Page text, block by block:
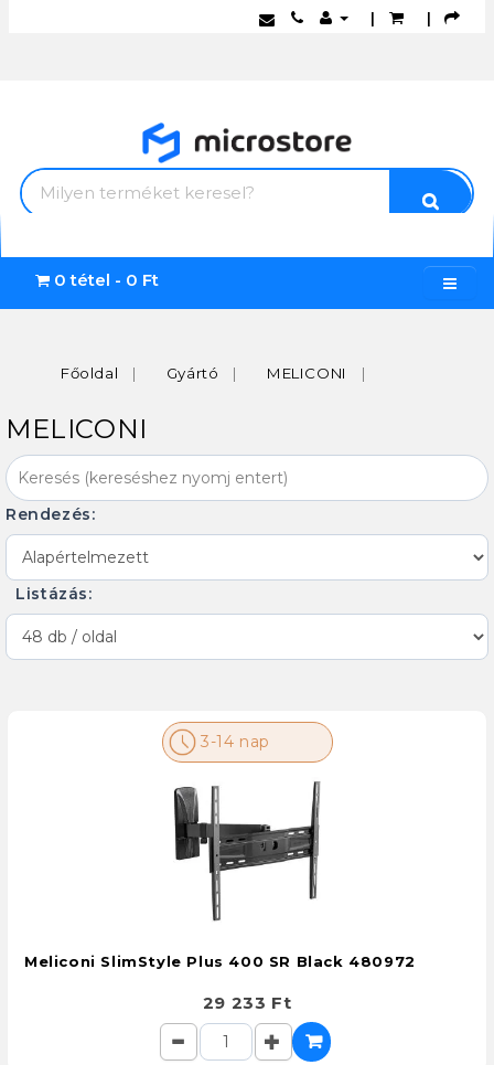
| |
0 tétel - 0 Ft
Főoldal Gyártó MELICONI
MELICONI
Rendezés:
Listázás:
3-14 nap
Meliconi SlimStyle Plus 400 SR Black 480972
29 233 Ft